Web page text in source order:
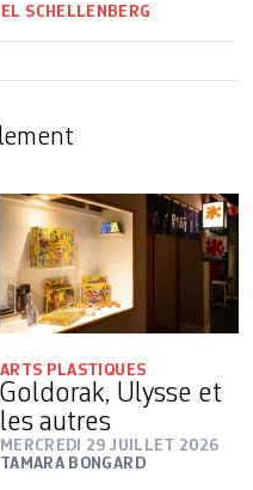
SCHELLENBERG
ARTS PLASTIQUES
Goldorak, Ulysse et
les autres
MERCREDI 29 JUILLET 2026
TAMARA BONGARD